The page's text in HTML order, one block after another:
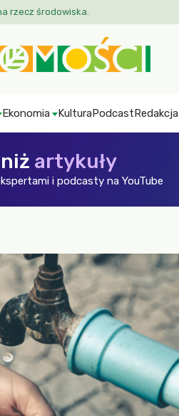
rzecz środowiska.
Ekonomia KulturaPodcastRedakcja
artykuły
i podcasty na YouTube